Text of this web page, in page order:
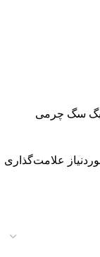
بگ سگ چرمی
علامت‌گذاری